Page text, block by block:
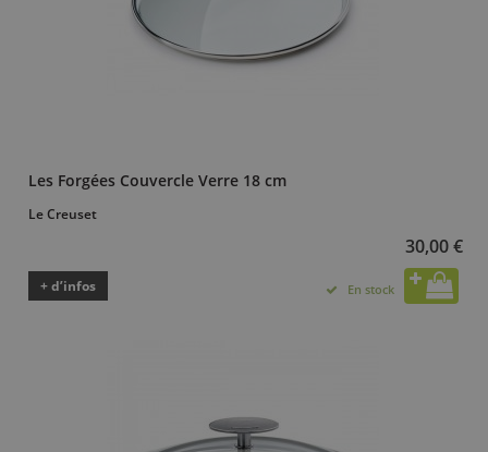
Les Forgées Couvercle Verre 18 cm
Le Creuset
30,00 €
+ d’infos En stock